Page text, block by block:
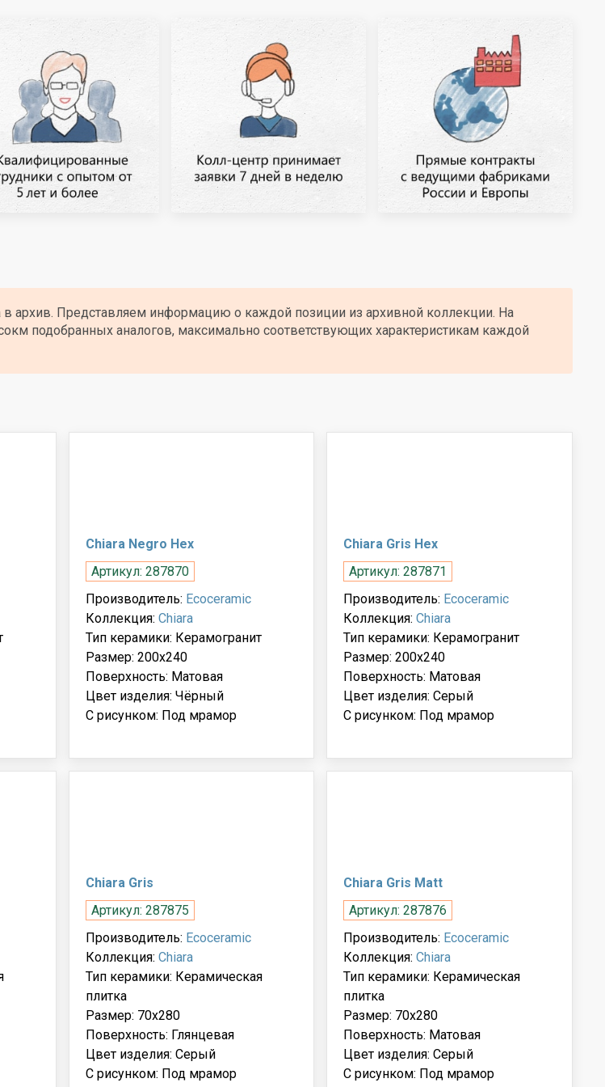
в архив. Представляем информацию о каждой позиции из архивной коллекции. На
подобранных аналогов, максимально соответствующих характеристикам каждой
Chiara Negro Hex
Артикул: 287870
Производитель: Ecoceramic
Коллекция: Chiara
Тип керамики: Керамогранит
Размер: 200x240
Поверхность: Матовая
Цвет изделия: Чёрный
С рисунком: Под мрамор
Chiara Gris Hex
Артикул: 287871
Производитель: Ecoceramic
Коллекция:Chiara
Тип керамики: Керамогранит
Размер: 200x240
Поверхность: Матовая
Цвет изделия: Серый
С рисунком: Под мрамор
Chiara Gris
Артикул: 287875
Производитель: Ecoceramic
Коллекция: Chiara
Тип керамики: Керамическая
плитка
Размер: 70x280
Поверхность: Глянцевая
Цвет изделия: Серый
С рисунком: Под мрамор
Chiara Gris Matt
Артикул: 287876
Производитель: Ecoceramic
Коллекция:Chiara
Тип керамики: Керамическая
плитка
Размер: 70x280
Поверхность: Матовая
Цвет изделия: Серый
С рисунком: Под мрамор